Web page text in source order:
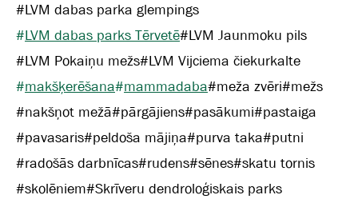
#LVM dabas parka glempings
#LVM dabas parks Tērvetē#LVM Jaunmoku pils
#LVM Pokaiņu mežs#LVM Vijciema čiekurkalte
#makšķerēšana#mammadaba#meža zvēri#mežs
#nakšņot mežā#pārgājiens#pasākumi#pastaiga
#pavasaris#peldoša mājiņa#purva taka#putni
#radošās darbnīcas#rudens#sēnes#skatu tornis
#skolēniem#Skrīveru dendroloģiskais parks